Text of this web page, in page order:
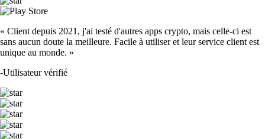
« Client depuis 2021, j'ai testé d'autres apps crypto, mais celle-ci est
sans aucun doute la meilleure. Facile à utiliser et leur service client est
unique au monde. »
-Utilisateur vérifié